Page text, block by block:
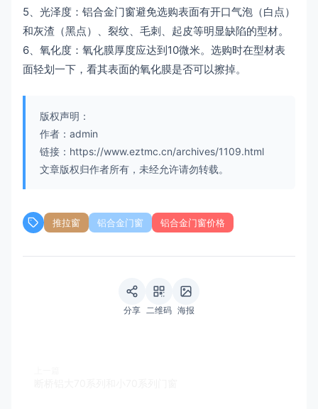
5、光泽度：铝合金门窗避免选购表面有开口气泡（白点）
和灰渣（黑点）、裂纹、毛刺、起皮等明显缺陷的型材。
6、氧化度：氧化膜厚度应达到10微米。选购时在型材表
面轻划一下，看其表面的氧化膜是否可以擦掉。
版权声明：
作者：admin
链接：https://www.eztmc.cn/archives/1109.html
文章版权归作者所有，未经允许请勿转载。
推拉窗 铝合金门窗 铝合金门窗价格
分享 二维码 海报